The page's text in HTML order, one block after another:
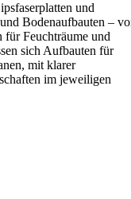
und
Bodenaufbauten –
für Feuchträume und
sich Aufbauten für
mit klarer
im jeweiligen